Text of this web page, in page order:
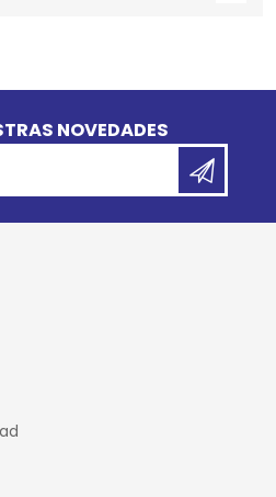
NOVEDADES